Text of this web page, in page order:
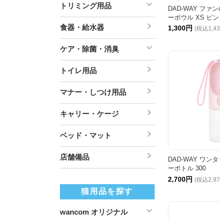
DAD-WAY ファ
ーボウル XS ピ
1,300円 (税込
DAD-WAY ワン
ーボトル 300
2,700円 (税込
トリミング用品
食器・給水器
ケア・除菌・消臭
トイレ用品
マナー・しつけ用品
キャリー・ケージ
ベッド・マット
店舗備品
猫用品を探す
wancom オリジナル